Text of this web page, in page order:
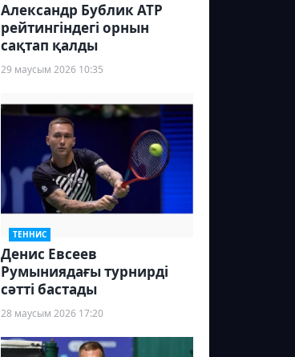
Александр Бублик ATP
рейтингіндегі орнын
сақтап қалды
29 маусым 2026 10:35
ТЕННИС
Денис Евсеев
Румыниядағы турнирді
сәтті бастады
28 маусым 2026 17:20